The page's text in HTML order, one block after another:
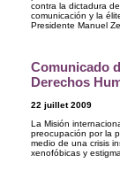
contra la dictadura
comunicación y la
Presidente Manuel
Comunicado
Derechos
22 juillet 2009
La Misión
preocupación por la
medio de una crisis
xenofóbicas y